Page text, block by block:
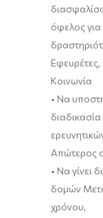
όφελος
Εφευρέτες,
Κοινωνία
• Να
Απώτερος
• Να γίνει
δομών
χρόνου,